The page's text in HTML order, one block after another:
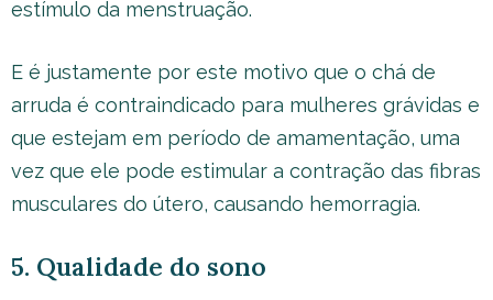
estímulo da menstruação.
E é justamente por este motivo que o chá de
arruda é contraindicado para mulheres grávidas e
que estejam em período de amamentação, uma
vez que ele pode estimular a contração das fibras
musculares do útero, causando hemorragia.
5. Qualidade do sono